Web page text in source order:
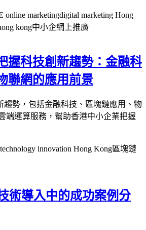
online marketingdigital marketing Hong
kong中小企網上推廣
握科技創新趨勢：金融科
聯網的應用前景
趨勢，包括金融科技、區塊鏈應用、物
端運算服務，幫助香港中小企業把握
technology innovation Hong Kong區塊鏈
術導入中的成功案例分